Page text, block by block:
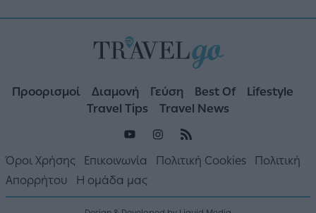
Προορισμοί Διαμονή Γεύση Best Of
Lifestyle
Travel Tips
Travel News
Όροι Χρήσης Επικοινωνία Πολιτική Cookies
Πολιτική
Απορρήτου
Η ομάδα μας